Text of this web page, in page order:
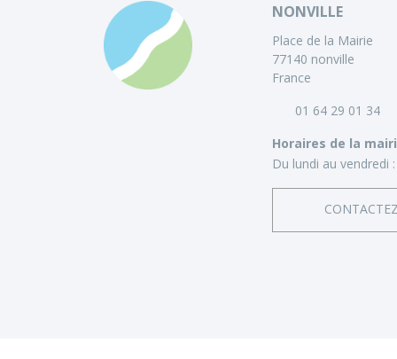
NONVILLE
Place de la Mairie
77140 nonville
France
01 64 29 01 34
Horaires de la
Du lundi au vendredi :